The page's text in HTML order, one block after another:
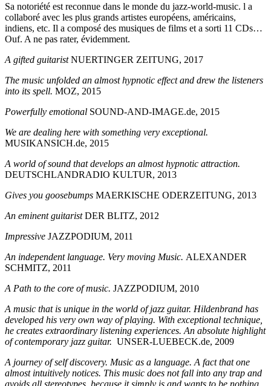
Sa notoriété est reconnue dans le monde du jazz-world-music. l a
collaboré avec les plus grands artistes européens, américains,
indiens, etc. Il a composé des musiques de films et a sorti 11 CDs…
Ouf. A ne pas rater, évidemment.
A gifted guitaristNUERTINGER ZEITUNG, 2017
The music unfolded an almost hypnotic effect and drew the listeners
into its spell. MOZ, 2015
Powerfully emotional SOUND-AND-IMAGE.de, 2015
We are dealing here with something very exceptional.
MUSIKANSICH.de, 2015
A world of sound that develops an almost hypnotic attraction.
DEUTSCHLANDRADIO KULTUR, 2013
Gives you goosebumps MAERKISCHE ODERZEITUNG, 2013
An eminent guitaristDER BLITZ, 2012
Impressive JAZZPODIUM, 2011
An independent language. Very moving Music. ALEXANDER
SCHMITZ, 2011
A Path to the core of music. JAZZPODIUM, 2010
A music that is unique in the world of jazz guitar. Hildenbrand has
developed his very own way of playing. With exceptional technique,
he creates extraordinary listening experiences. An absolute highlight
of contemporary jazz guitar. UNSER-LUEBECK.de, 2009
A journey of self discovery. Music as a language. A fact that one
almost intuitively notices. This music does not fall into any trap and
avoids all stereotypes, because it simply is and wants to be nothing